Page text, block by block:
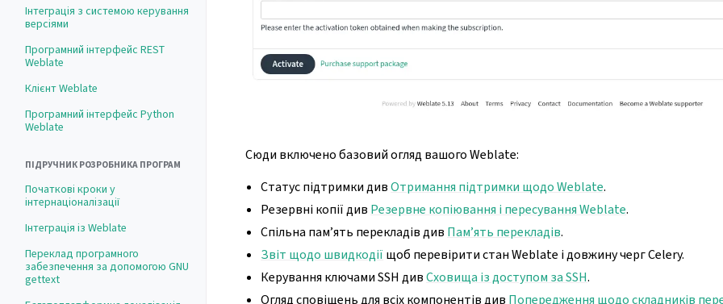
Інтеграція з системою керування
версіями
Програмний інтерфейс REST
Weblate
Клієнт Weblate
Програмний інтерфейс Python
Weblate
ПІДРУЧНИК РОЗРОБНИКА ПРОГРАМ
Початкові кроки у
інтернаціоналізації
Інтеграція із Weblate
Переклад програмного
забезпечення за допомогою GNU
gettext
Сюди включено базовий огляд вашого Weblate:
Статус підтримки дивОтримання підтримки щодо Weblate.
Резервні копії див Резервне копіювання і пересування Weblate.
Спільна пам’ять перекладів див Пам’ять перекладів.
Звіт щодо швидкодії щоб перевірити стан Weblate і довжину черг Celery.
Керування ключами SSH дивСховища із доступом за SSH.
Огляд сповіщень для всіх компонентів див Попередження щодо складників